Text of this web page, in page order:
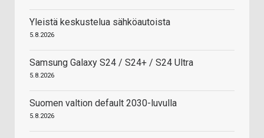
Yleistä keskustelua sähköautoista
5.8.2026
Samsung Galaxy S24 / S24+ / S24 Ultra
5.8.2026
Suomen valtion default 2030-luvulla
5.8.2026